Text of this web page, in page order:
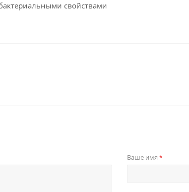
свойствами
Ваше имя *